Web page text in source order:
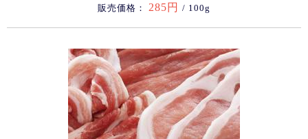
販売価格： 285円 / 100g